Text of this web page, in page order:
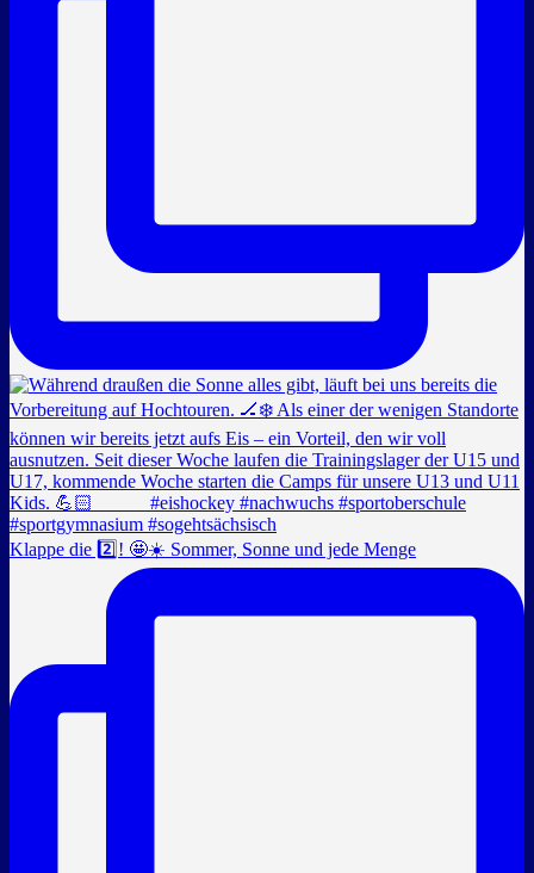
Klappe die 2️⃣! 🤩☀️ Sommer, Sonne und jede Menge